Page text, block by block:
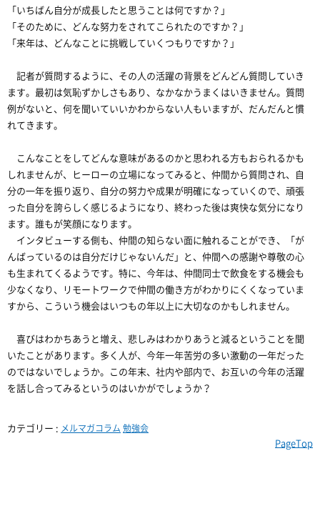
「いちばん自分が成長したと思うことは何ですか？」
「そのために、どんな努力をされてこられたのですか？」
「来年は、どんなことに挑戦していくつもりですか？」
記者が質問するように、その人の活躍の背景をどんどん質問していき
ます。最初は気恥ずかしさもあり、なかなかうまくはいきません。質問
例がないと、何を聞いていいかわからない人もいますが、だんだんと慣
れてきます。
こんなことをしてどんな意味があるのかと思われる方もおられるかも
しれませんが、ヒーローの立場になってみると、仲間から質問され、自
分の一年を振り返り、自分の努力や成果が明確になっていくので、頑張
った自分を誇らしく感じるようになり、終わった後は爽快な気分になり
ます。誰もが笑顔になります。
インタビューする側も、仲間の知らない面に触れることができ、「が
んばっているのは自分だけじゃないんだ」と、仲間への感謝や尊敬の心
も生まれてくるようです。特に、今年は、仲間同士で飲食をする機会も
少なくなり、リモートワークで仲間の働き方がわかりにくくなっていま
すから、こういう機会はいつもの年以上に大切なのかもしれません。
喜びはわかちあうと増え、悲しみはわかりあうと減るということを聞
いたことがあります。多く人が、今年一年苦労の多い激動の一年だった
のではないでしょうか。この年末、社内や部内で、お互いの今年の活躍
を話し合ってみるというのはいかがでしょうか？
カテゴリー : メルマガコラム 勉強会
PageTop